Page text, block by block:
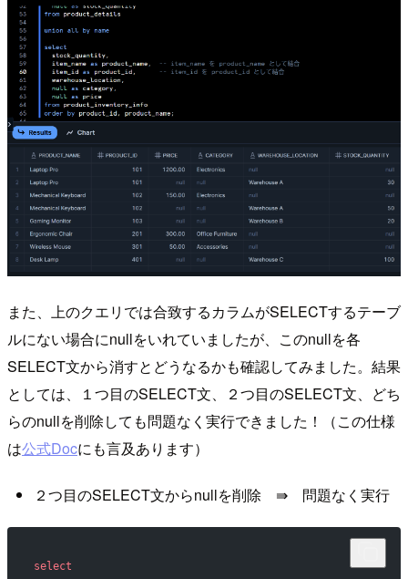
また、上のクエリでは合致するカラムがSELECTするテーブ
ルにない場合にnullをいれていましたが、このnullを各
SELECT文から消すとどうなるかも確認してみました。結果
としては、１つ目のSELECT文、２つ目のSELECT文、どち
らのnullを削除しても問題なく実行できました！（この仕様
は公式Docにも言及あります）
２つ目のSELECT文からnullを削除 ⇛ 問題なく実行
select